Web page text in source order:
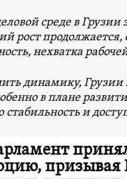
среде в
рост
нехватка
динамику,
в плане
стабильность и
призывая